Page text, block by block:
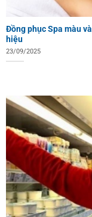
Đồng phục Spa màu
hiệu
23/09/2025